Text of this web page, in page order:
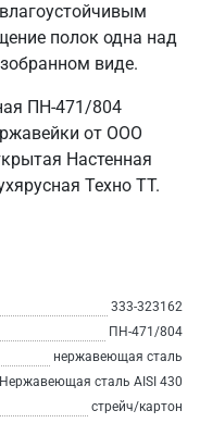
полок одна над
виде.
ПН-471/804
от ООО
Настенная
Техно ТТ.
333-323162
ПН-471/804
нержавеющая сталь
Нержавеющая сталь AISI 430
стрейч/картон